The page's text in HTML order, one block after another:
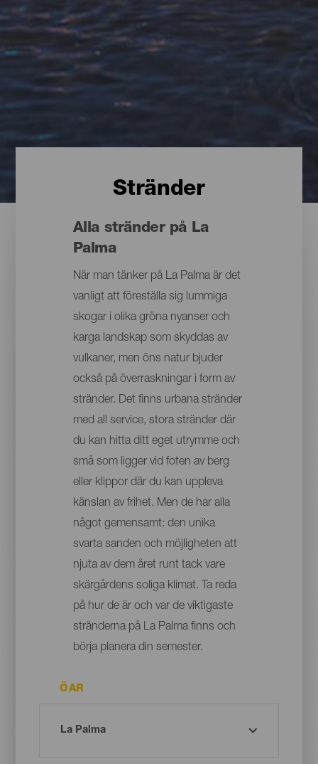
Stränder
Alla stränder på La
Palma
När man tänker på La Palma är det
vanligt att föreställa sig lummiga
skogar i olika gröna nyanser och
karga landskap som skyddas av
vulkaner, men öns natur bjuder
också på överraskningar i form av
stränder. Det finns urbana stränder
med all service, stora stränder där
du kan hitta ditt eget utrymme och
små som ligger vid foten av berg
eller klippor där du kan uppleva
känslan av frihet. Men de har alla
något gemensamt: den unika
svarta sanden och möjligheten att
njuta av dem året runt tack vare
skärgårdens soliga klimat. Ta reda
på hur de är och var de viktigaste
stränderna på La Palma finns och
börja planera din semester.
ÖAR